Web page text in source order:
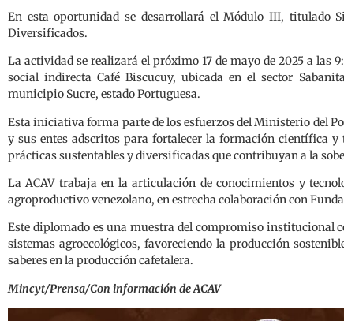
En esta oportunidad se desarrollará el Módulo III, titulado
Diversificados.
La actividad se realizará el próximo 17 de mayo de 2025 a las
social indirecta Café Biscucuy, ubicada en el sector
municipio Sucre, estado Portuguesa.
Esta iniciativa forma parte de los esfuerzos del Ministerio del
y sus entes adscritos para fortalecer la formación científica
prácticas sustentables y diversificadas que contribuyan a la
La ACAV trabaja en la articulación de conocimientos y
agroproductivo venezolano, en estrecha colaboración con
Este diplomado es una muestra del compromiso institucional
sistemas agroecológicos, favoreciendo la producción
saberes en la producción cafetalera.
Mincyt/Prensa/Con información de ACAV